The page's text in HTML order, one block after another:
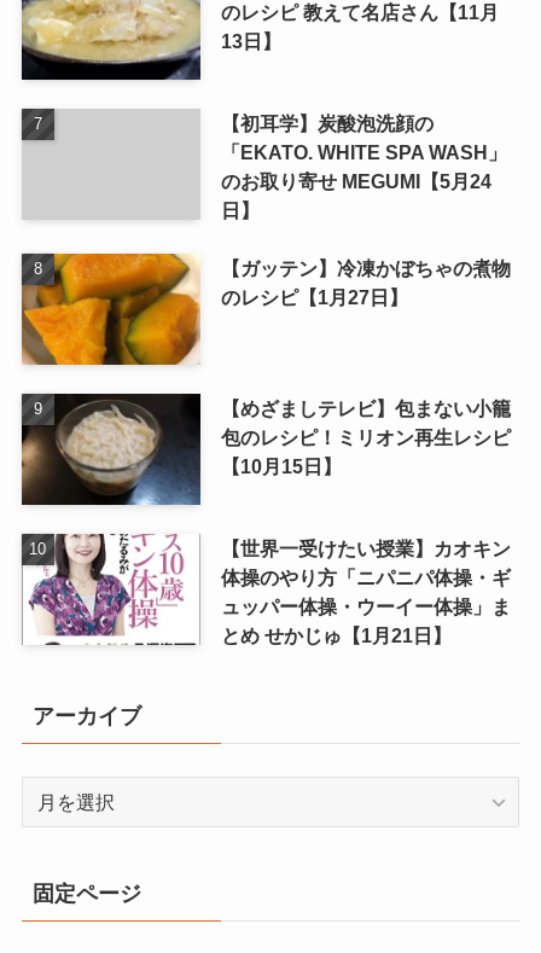
のレシピ 教えて名店さん【11月
13日】
【初耳学】炭酸泡洗顔の
「EKATO. WHITE SPA WASH」
のお取り寄せ MEGUMI【5月24
日】
【ガッテン】冷凍かぼちゃの煮物
のレシピ【1月27日】
【めざましテレビ】包まない小籠
包のレシピ！ミリオン再生レシピ
【10月15日】
【世界一受けたい授業】カオキン
体操のやり方「ニパニパ体操・ギ
ュッパー体操・ウーイー体操」ま
とめ せかじゅ【1月21日】
アーカイブ
イ
ブ
固定ページ